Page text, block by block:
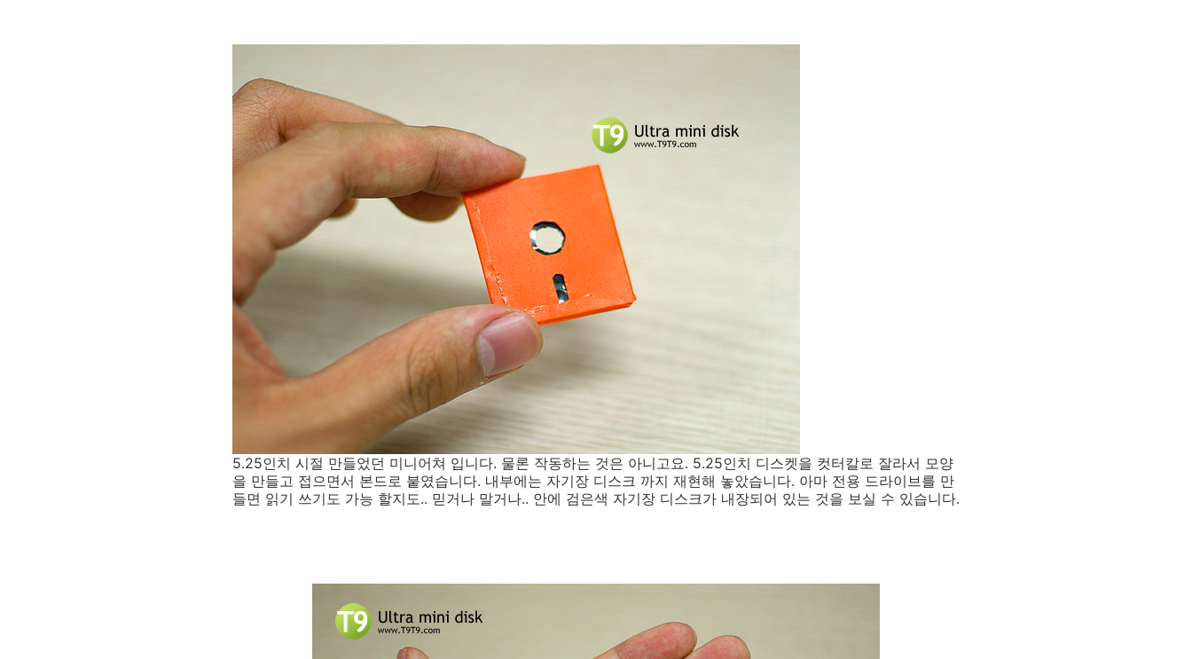
5.25인치 시절 만들었던 미니어쳐 입니다. 물론 작동하는 것은 아니고요. 5.25인치 디스켓을 컷터칼로 잘라서 모양
을 만들고 접으면서 본드로 붙였습니다. 내부에는 자기장 디스크 까지 재현해 놓았습니다. 아마 전용 드라이브를 만
들면 읽기 쓰기도 가능 할지도.. 믿거나 말거나.. 안에 검은색 자기장 디스크가 내장되어 있는 것을 보실 수 있습니다.